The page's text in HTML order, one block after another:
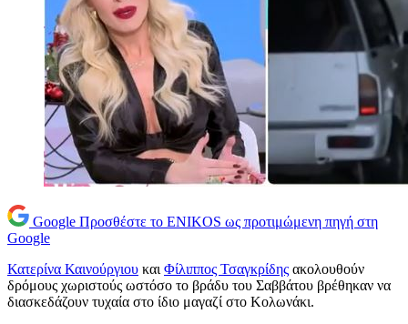
Google Προσθέστε το ENIKOS ως προτιμώμενη πηγή στη
Google
Κατερίνα Καινούργιου και Φίλιππος Τσαγκρίδης ακολουθούν
δρόμους χωριστούς ωστόσο το βράδυ του Σαββάτου βρέθηκαν να
διασκεδάζουν τυχαία στο ίδιο μαγαζί στο Κολωνάκι.